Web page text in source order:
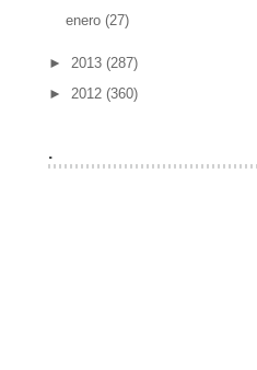
enero (27)
► 2013 (287)
► 2012 (360)
.